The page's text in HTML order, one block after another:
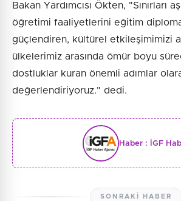
Bakan Yardımcısı Ökten, "Sınırları
öğretimi faaliyetlerini eğitim
güçlendiren, kültürel etkileşimimizi
ülkelerimiz arasında ömür boyu
dostluklar kuran önemli adımlar
değerlendiriyoruz." dedi.
Haber : İGF
SONRAKI HABER